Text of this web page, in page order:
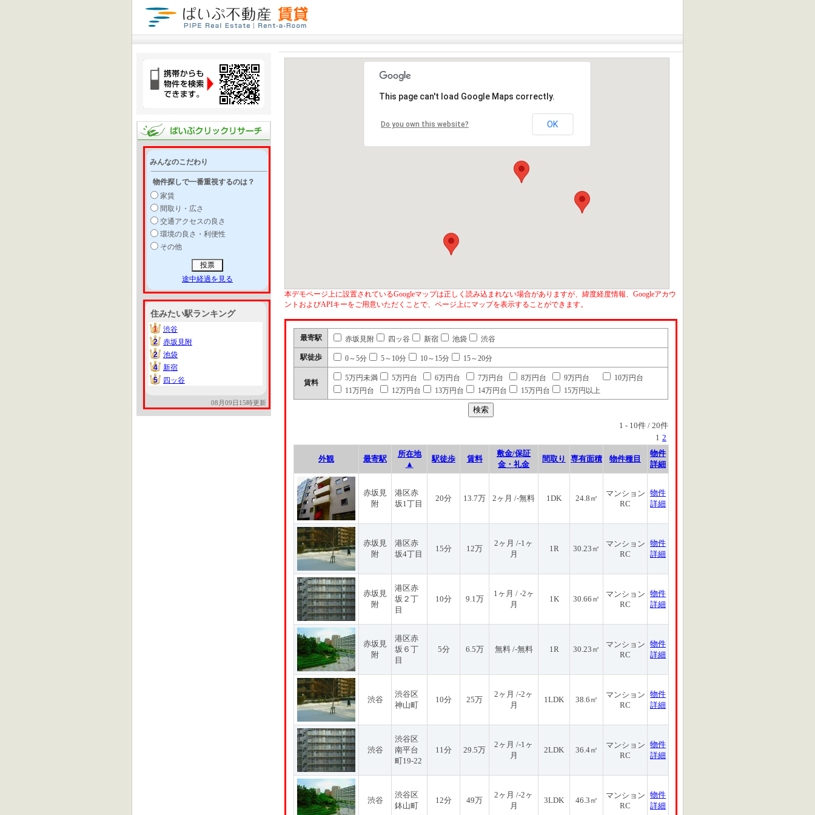
みんなのこだわり
物件探しで一番重視するのは？
家賃
間取り・広さ
交通アクセスの良さ
環境の良さ・利便性
その他
途中経過を見る
住みたい駅ランキング
1
1
渋谷
2
2
赤坂見附
2
2
池袋
4
4
新宿
5
5 四ッ谷
08月09日15時更新
This page can't load Google Maps correctly.
Do you own this website? OK
本デモページ上に設置されているGoogleマップは正しく読み込まれない場合がありますが、緯度経度情報、Googleアカウ
ントおよびAPIキーをご用意いただくことで、ページ上にマップを表示することができます。
最寄駅 赤坂見附 四ッ谷 新宿 池袋 渋谷
駅徒歩 0～5分 5～10分 10～15分 15～20分
賃料
5万円未満 5万円台 6万円台 7万円台 8万円台 9万円台
10万円台
11万円台
12万円台 13万円台 14万円台 15万円台 15万円以上
1 - 10件 / 20件
1 2
外観 最寄駅
所在地
▲
駅徒歩 賃料
敷金/保証
金・礼金
間取り 専有面積 物件種目
物件
詳細
赤坂見
附
港区赤
坂1丁目
20分 13.7万 2ヶ月 /-無料 1DK 24.8㎡
マンション
RC
物件
詳細
赤坂見
附
港区赤
坂4丁目
15分 12万
2ヶ月 /-1ヶ
月
1R 30.23㎡
マンション
RC
物件
詳細
赤坂見
附
港区赤
坂２丁
目
10分 9.1万
1ヶ月 / -2ヶ
月
1K 30.66㎡
マンション
RC
物件
詳細
赤坂見
附
港区赤
坂６丁
目
5分 6.5万 無料 /-無料 1R 30.23㎡
マンション
RC
物件
詳細
渋谷
渋谷区
神山町
10分 25万
2ヶ月 /-2ヶ
月
1LDK 38.6㎡
マンション
RC
物件
詳細
渋谷
渋谷区
南平台
町19-22
11分 29.5万
2ヶ月 /-1ヶ
月
2LDK 36.4㎡
マンション
RC
物件
詳細
渋谷
渋谷区
鉢山町
12分 49万
2ヶ月 /-2ヶ
月
3LDK 46.3㎡
マンション
RC
物件
詳細